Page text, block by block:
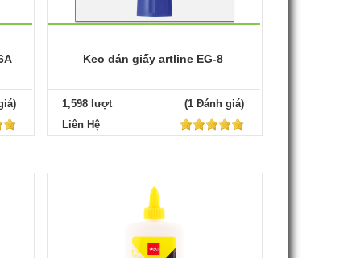
Keo dán giấy artline EG-8
1,598 lượt
(1 Đánh giá)
Liên Hệ